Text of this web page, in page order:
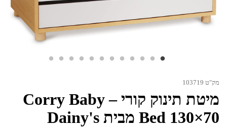
מק"ט 103719
מיטת תינוק קורי – Corry Baby
Bed 130×70 מבית Dainy's